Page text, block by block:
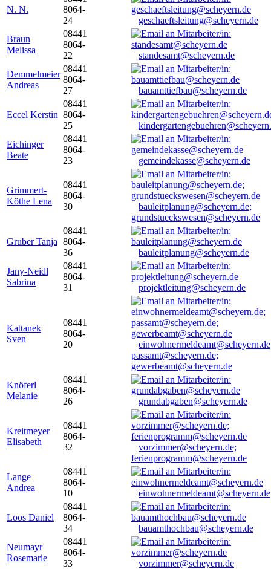
N. N.
8064-
24
geschaeftsleitung@scheyern.de
Braun
Melissa
08441
8064-
22
standesamt@scheyern.de
Demmelmeier
Andreas
08441
8064-
27
bauamttiefbau@scheyern.de
Eccel Kerstin
08441
8064-
25
Eichinger
Beate
08441
8064-
23
gemeindekasse@scheyern.de
Grimmert-
Köthe Lena
08441
8064-
30
bauleitplanung@scheyern.de;
grundstueckswesen@scheyern.de
Gruber Tanja
08441
8064-
36
bauleitplanung@scheyern.de
Jany-Neidl
Sabrina
08441
8064-
31
projektleitung@scheyern.de
Kattanek
Sven
08441
8064-
20
passamt@scheyern.de;
gewerbeamt@scheyern.de
Knöferl
Melanie
08441
8064-
26
grundabgaben@scheyern.de
Kreitmeyer
Elisabeth
08441
8064-
32
vorzimmer@scheyern.de;
ferienprogramm@scheyern.de
Lange
Andrea
08441
8064-
10
einwohnermeldeamt@scheyern.de
Loos Daniel
08441
8064-
34
bauamthochbau@scheyern.de
Neumayr
Rosemarie
08441
8064-
33
vorzimmer@scheyern.de